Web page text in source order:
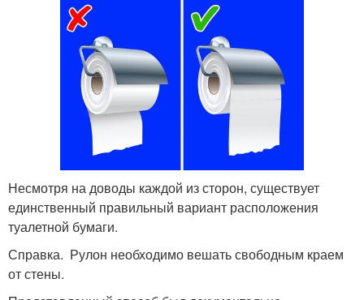
Несмотря на доводы каждой из сторон, существует
единственный правильный вариант расположения
туалетной бумаги.
Справка. Рулон необходимо вешать свободным краем
от стены.